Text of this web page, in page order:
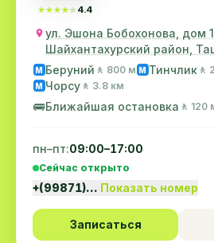
★★★★★
★★★★★ 4.4
ул. Эшона Бобохонова, дом
Шайхантахурский район,
махалле "Хувайдо"...
M Беруний 🚶 800 м M Тинчлик 🚶
M Чорсу 🚶 3.8 км
🚌Ближайшая остановка 🚶 120
пн–пт:09:00–17:00
Сейчас открыто
+(99871)… Показать номер
Записаться